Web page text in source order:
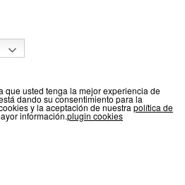
que usted tenga la mejor experiencia de
dando su consentimiento para la
y la aceptación de nuestra política de
información.plugin cookies